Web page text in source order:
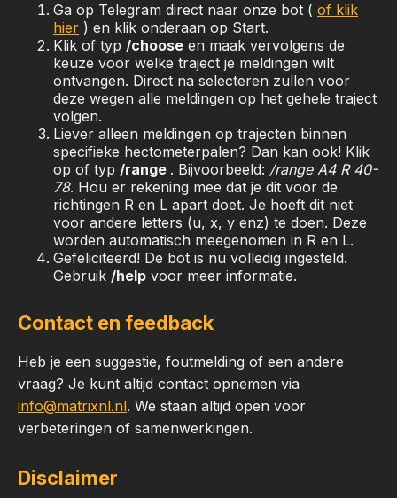
Ga op Telegram direct naar onze bot ( of klik
hier ) en klik onderaan op Start.
Klik of typ /choose en maak vervolgens de
keuze voor welke traject je meldingen wilt
ontvangen. Direct na selecteren zullen voor
deze wegen alle meldingen op het gehele traject
volgen.
Liever alleen meldingen op trajecten binnen
specifieke hectometerpalen? Dan kan ook! Klik
op of typ /range . Bijvoorbeeld: /range A4 R 40-
78. Hou er rekening mee dat je dit voor de
richtingen R en L apart doet. Je hoeft dit niet
voor andere letters (u, x, y enz) te doen. Deze
worden automatisch meegenomen in R en L.
Gefeliciteerd! De bot is nu volledig ingesteld.
Gebruik /help voor meer informatie.
Contact en feedback
Heb je een suggestie, foutmelding of een andere
vraag? Je kunt altijd contact opnemen via
info@matrixnl.nl. We staan altijd open voor
verbeteringen of samenwerkingen.
Disclaimer